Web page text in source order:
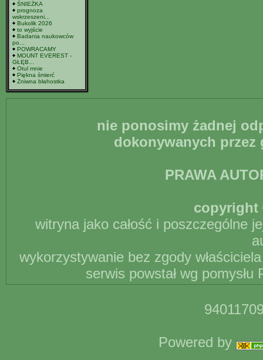
ŚNIEŻKA
prognoza
wskrzeszeni...
Bukolik 2026
to wyjście
Badania naukowców
po...
POWRACAMY
MOUNT EVEREST -
GŁĘB...
Otul mnie
Piękna śmierć
Żniwna błahostka
nie ponosimy żadnej
dokonywanych
PRAWA
copyright
witryna jako całość i poszczególne
wykorzystywanie bez zgody
serwis powstał wg
Powered by